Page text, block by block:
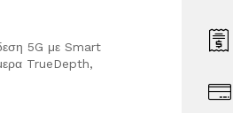
5G με Smart
TrueDepth,